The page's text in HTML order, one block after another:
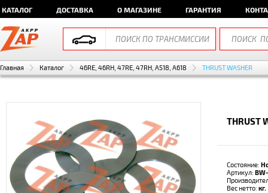
КАТАЛОГ ДОСТАВКА О МАГАЗИНЕ ГАРАНТИЯ
Главная Каталог 46RE, 46RH, 47RE, 47RH, A518, A618 THRUST WASHER
THRUST
Состояние:
Артикул:
Вес нетто: кг.